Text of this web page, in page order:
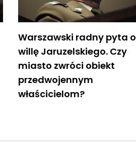
Warszawski radny pyta o
willę Jaruzelskiego. Czy
miasto zwróci obiekt
przedwojennym
właścicielom?